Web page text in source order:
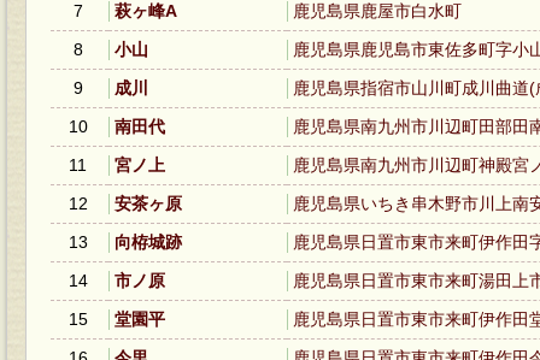
7
萩ヶ峰A
鹿児島県鹿屋市白水町
8
小山
鹿児島県鹿児島市東佐多町字小
9
成川
鹿児島県指宿市山川町成川曲道
10
南田代
鹿児島県南九州市川辺町田部田
11
宮ノ上
鹿児島県南九州市川辺町神殿宮
12
安茶ヶ原
鹿児島県いちき串木野市川上南
13
向栫城跡
鹿児島県日置市東市来町伊作田
14
市ノ原
鹿児島県日置市東市来町湯田上
15
堂園平
鹿児島県日置市東市来町伊作田